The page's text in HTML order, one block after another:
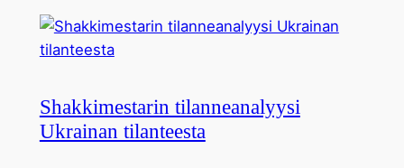
Shakkimestarin tilanneanalyysi
Ukrainan tilanteesta